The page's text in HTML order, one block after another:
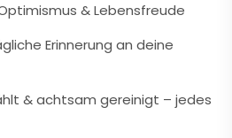
& Lebensfreude
Erinnerung an deine
& achtsam gereinigt – jedes